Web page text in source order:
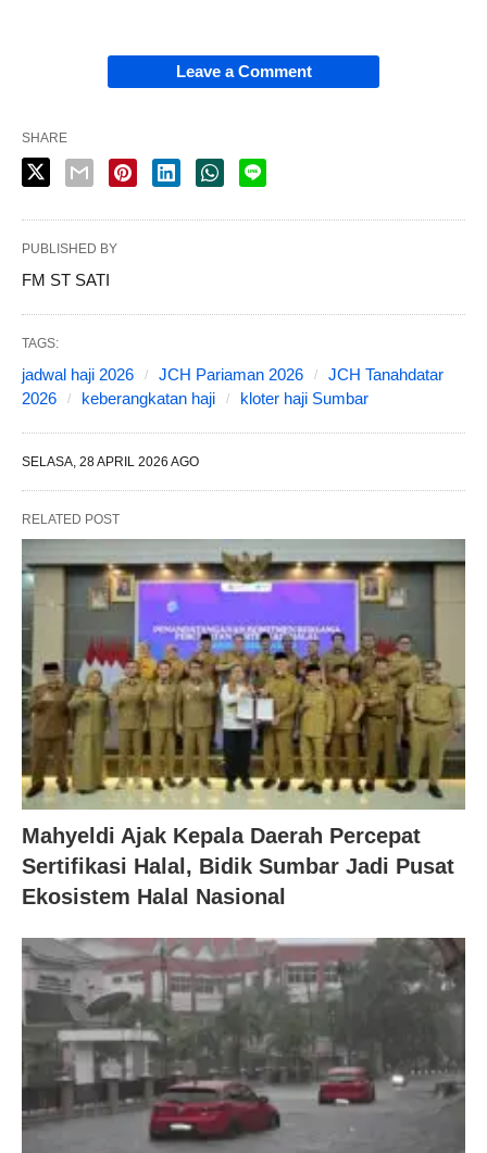
Leave a Comment
SHARE
PUBLISHED BY
FM ST SATI
TAGS:
jadwal haji 2026 JCH Pariaman 2026
JCH Tanahdatar
2026
keberangkatan haji kloter haji Sumbar
SELASA, 28 APRIL 2026 AGO
RELATED POST
Mahyeldi Ajak Kepala Daerah Percepat
Sertifikasi Halal, Bidik Sumbar Jadi Pusat
Ekosistem Halal Nasional